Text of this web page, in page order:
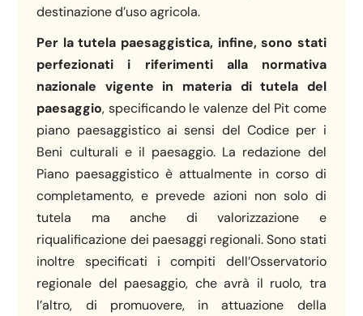
destinazione d’uso agricola.
Per la tutela paesaggistica, infine, sono stati
perfezionati i riferimenti alla normativa
nazionale vigente in materia di tutela del
paesaggio, specificando le valenze del Pit come
piano paesaggistico ai sensi del Codice per i
Beni culturali e il paesaggio. La redazione del
Piano paesaggistico è attualmente in corso di
completamento, e prevede azioni non solo di
tutela ma anche di valorizzazione e
riqualificazione dei paesaggi regionali. Sono stati
inoltre specificati i compiti dell’Osservatorio
regionale del paesaggio, che avrà il ruolo, tra
l’altro, di promuovere, in attuazione della